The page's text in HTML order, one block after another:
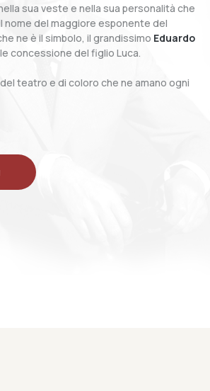
sua veste e nella sua personalità che
nome del maggiore esponente del
ne è il simbolo, il grandissimo Eduardo
concessione del figlio Luca.
teatro e di coloro che ne amano ogni